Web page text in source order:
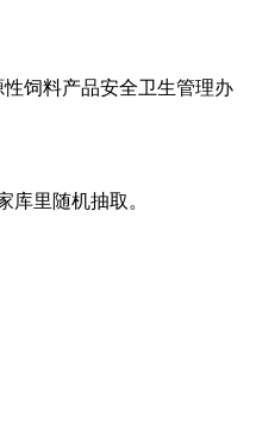
饲料产品安全卫生管理办
里随机抽取。